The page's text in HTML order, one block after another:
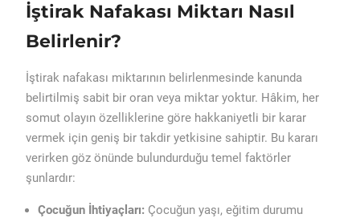
İştirak Nafakası Miktarı Nasıl
Belirlenir?
İştirak nafakası miktarının belirlenmesinde kanunda
belirtilmiş sabit bir oran veya miktar yoktur. Hâkim, her
somut olayın özelliklerine göre hakkaniyetli bir karar
vermek için geniş bir takdir yetkisine sahiptir. Bu kararı
verirken göz önünde bulundurduğu temel faktörler
şunlardır:
Çocuğun İhtiyaçları: Çocuğun yaşı, eğitim durumu